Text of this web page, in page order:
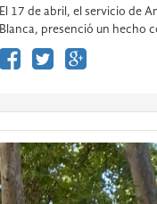
El 17 de abril, el servicio de
Blanca, presenció un hecho